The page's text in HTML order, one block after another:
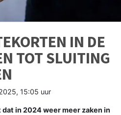
IN DE
TOT SLUITING
15:05 uur
in 2024 weer meer zaken in